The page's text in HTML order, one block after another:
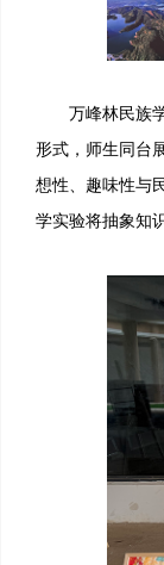
万峰林民族学
形式，师生同台
想性、趣味性与
学实验将抽象知